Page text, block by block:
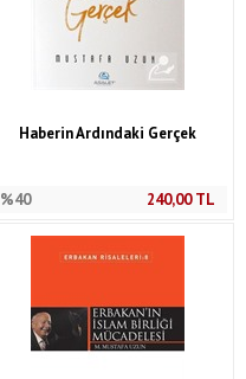
Haberin Ardındaki Gerçek
%40 240,00TL